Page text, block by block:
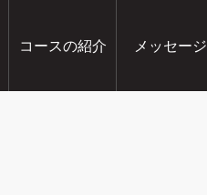
コースの紹介 メッセージ